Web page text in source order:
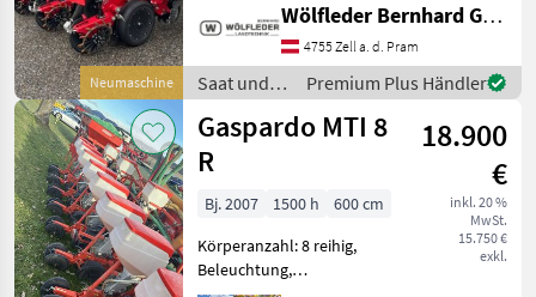
Neumaschine
Gummidruckrollen, hydr.
klappbar, pneumatisch,
Reihendüngerstreuer,
elektr. Überwachung - inkl.
Bedienkonzept I-Man
Wölfleder Bernhard GmbH
4755 Zell a. d. Pram
Saat und
Pflege /
Horsch
Premium Plus Händler
Gaspardo MTI 8
R
18.900
€
inkl. 20 %
MwSt.
15.750 €
exkl.
Bj. 2007 1500 h
600 cm
Körperanzahl: 8 reihig,
Beleuchtung,